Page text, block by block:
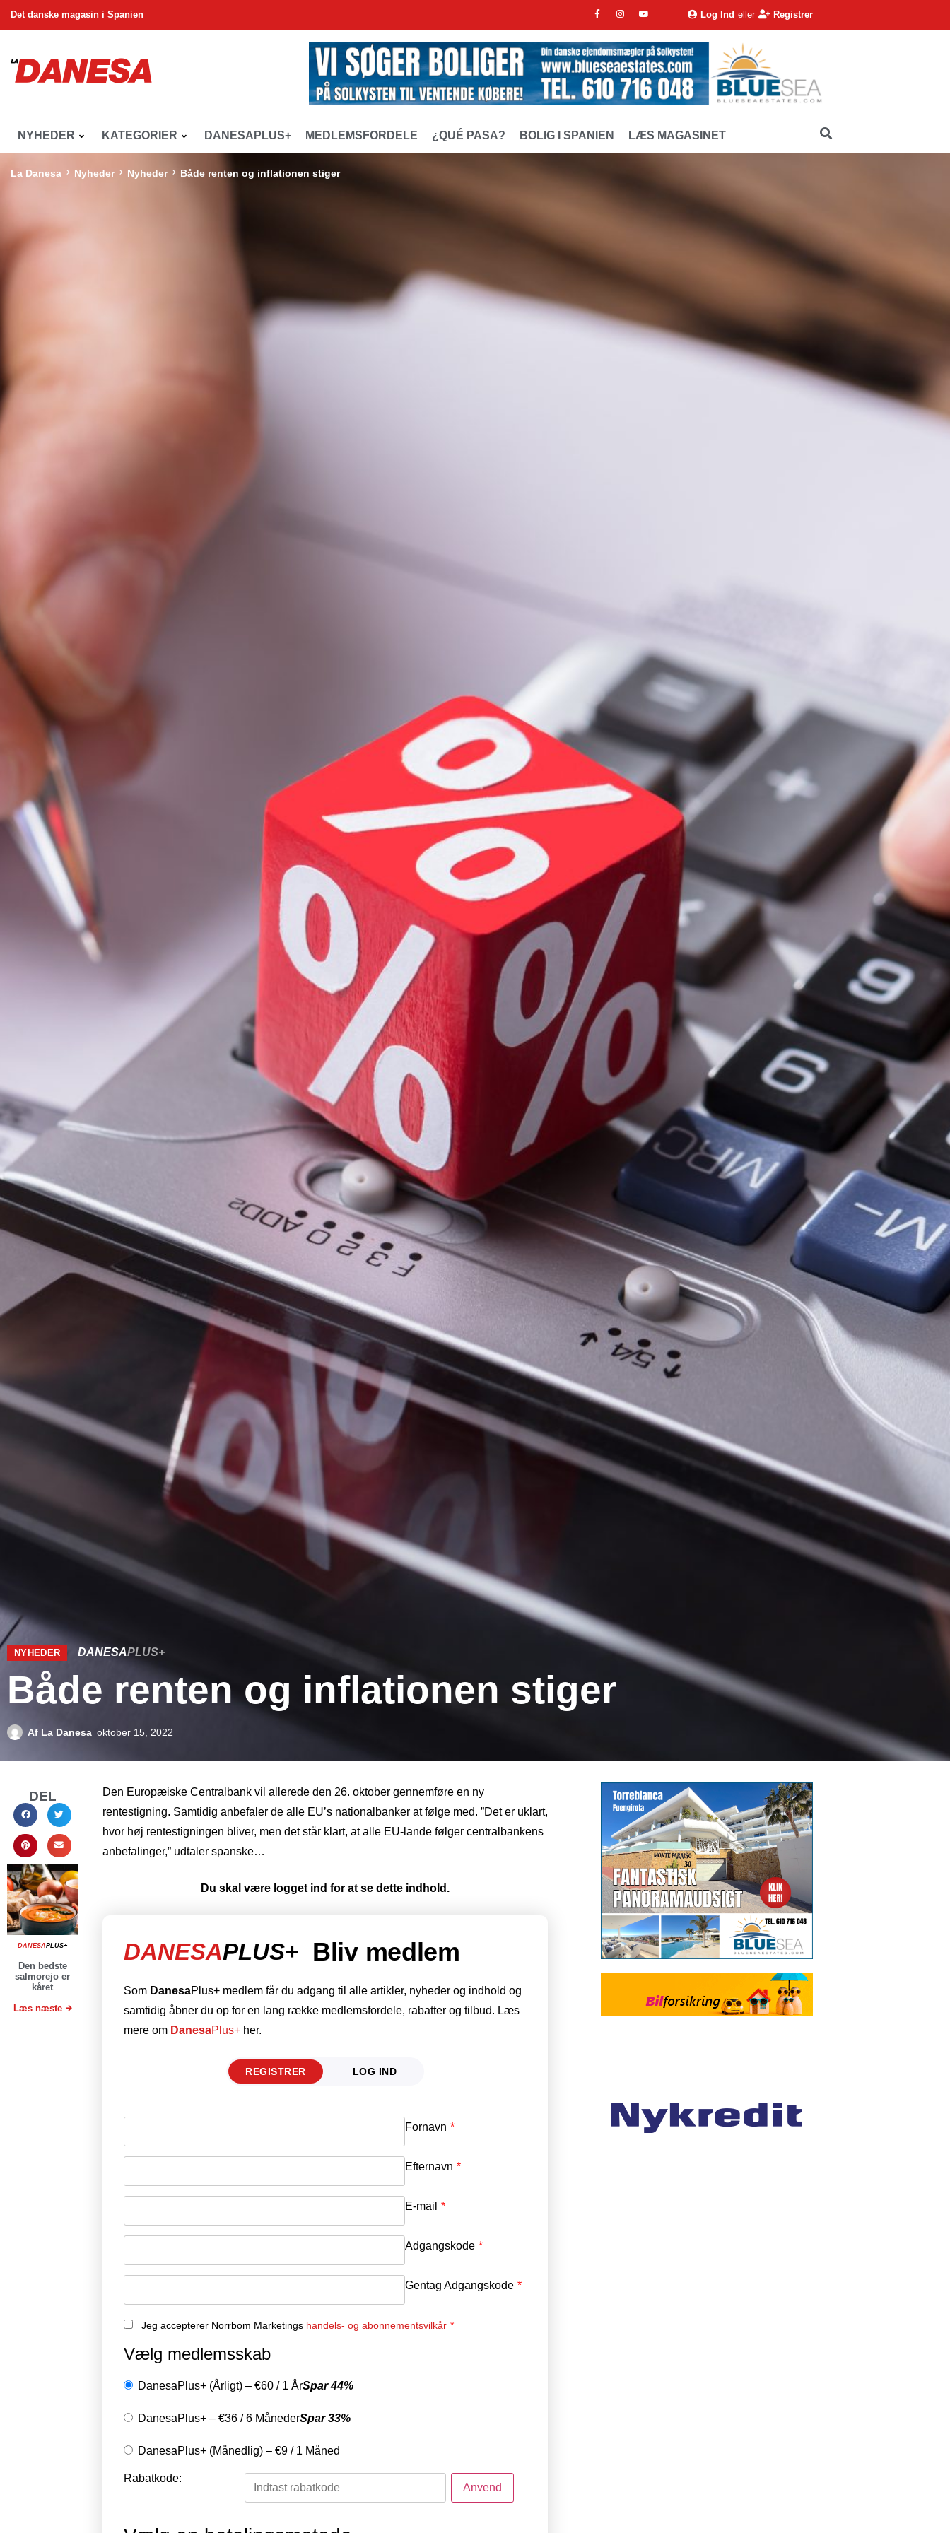
Det danske magasin i Spanien Log Ind eller Registrer
NYHEDER KATEGORIER DANESAPLUS+ MEDLEMSFORDELE ¿QUÉ PASA? BOLIG I SPANIEN LÆS MAGASINET
La Danesa Nyheder Nyheder Både renten og inflationen stiger
NYHEDER DANESAPLUS+
Både renten og inflationen stiger
Af La Danesa oktober 15, 2022
DEL
DANESAPLUS+
Den bedste
salmorejo er
kåret
Læs næste
Den Europæiske Centralbank vil allerede den 26. oktober gennemføre en ny
rentestigning. Samtidig anbefaler de alle EU’s nationalbanker at følge med. ”Det er uklart,
hvor høj rentestigningen bliver, men det står klart, at alle EU-lande følger centralbankens
anbefalinger,” udtaler spanske…
Du skal være logget ind for at se dette indhold.
DANESAPLUS+ Bliv medlem
Som DanesaPlus+ medlem får du adgang til alle artikler, nyheder og indhold og
samtidig åbner du op for en lang række medlemsfordele, rabatter og tilbud. Læs
mere om DanesaPlus+ her.
REGISTRER LOG IND
Fornavn *
Efternavn *
E-mail *
Adgangskode *
Gentag Adgangskode *
Jeg accepterer Norrbom Marketings handels- og abonnementsvilkår *
Vælg medlemsskab
DanesaPlus+ (Årligt) – €60 / 1 ÅrSpar 44%
DanesaPlus+ – €36 /6 MånederSpar 33%
DanesaPlus+ (Månedlig) – €9 / 1 Måned
Rabatkode:
E-mail
Adgangskode